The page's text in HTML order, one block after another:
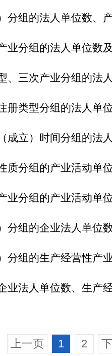
分组的法人单位数、
业分组的法人单位数
、三次产业分组的法
册类型分组的法人单
成立）时间分组的法
质分组的产业活动单
业分组的产业活动单
分组的企业法人单位
分组的生产经营性产
业法人单位数、生产
上一页 1 2